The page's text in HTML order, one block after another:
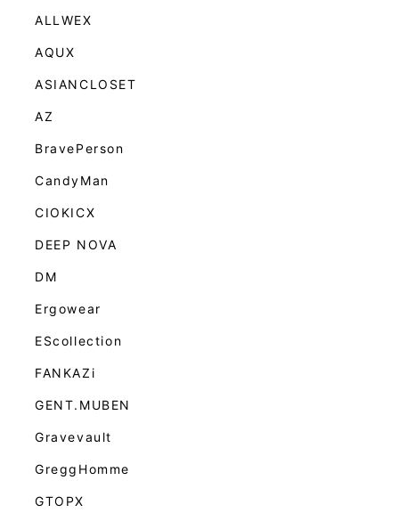
ALLWEX
AQUX
ASIANCLOSET
AZ
BravePerson
CandyMan
CIOKICX
DEEP NOVA
DM
Ergowear
EScollection
FANKAZi
GENT.MUBEN
Gravevault
GreggHomme
GTOPX